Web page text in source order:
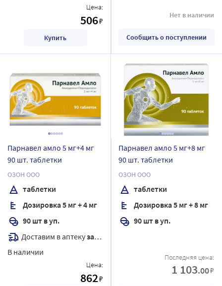
Цена:
506₽
Купить
Нет в наличии
Сообщить о поступлении
Парнавел амло 5 мг+4 мг
90 шт. таблетки
ОЗОН ООО
таблетки
Дозировка 5 мг + 4 мг
90 шт в уп.
Доставим в аптекузавтра
В наличии
Цена:
862₽
Парнавел амло 5 мг+8 мг
90 шт. таблетки
ОЗОН ООО
таблетки
Дозировка 5 мг + 8 мг
90 шт в уп.
Последняя цена:
1 103.00₽